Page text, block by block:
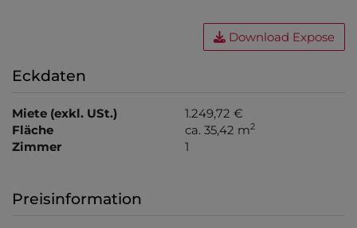
Download Expose
Eckdaten
Miete (exkl. USt.)
1.249,72 €
Fläche
ca. 35,42 m2
Zimmer 1
Preisinformation